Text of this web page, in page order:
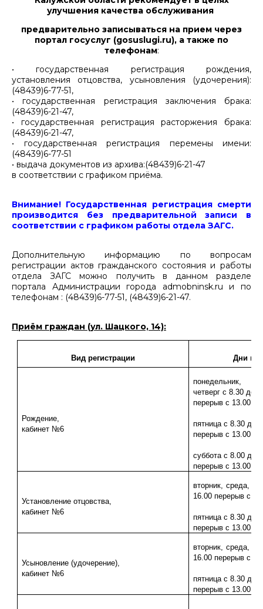
улучшения качества обслуживания
предварительно записываться на прием через
портал госуслуг (gosuslugi.ru), а также по
телефонам:
• государственная регистрация рождения,
установления отцовства, усыновления (удочерения):
(48439)6-77-51,
• государственная регистрация заключения брака:
(48439)6-21-47,
• государственная регистрация расторжения брака:
(48439)6-21-47,
• государственная регистрация перемены имени:
(48439)6-77-51
• выдача документов из архива:(48439)6-21-47
в соответствии с графиком приёма.
Внимание! Государственная регистрация смерти
производится без предварительной записи в
соответствии с графиком работы отдела ЗАГС.
Дополнительную информацию по вопросам
регистрации актов гражданского состояния и работы
отдела ЗАГС можно получить в данном разделе
портала Администрации города admobninsk.ru и по
телефонам : (48439)6-77-51, (48439)6-21-47.
Приём граждан (ул. Шацкого, 14):
Вид регистрации Дни
Рождение,
кабинет №6
понедельник,
четверг с 8.30 до
перерыв с 13.00
пятница с 8.30 до
перерыв с 13.00
суббота с 8.00 до
перерыв с 13.00
Установление отцовства,
кабинет №6
вторник, среда,
16.00 перерыв с
пятница с 8.30 до
перерыв с 13.00
Усыновление (удочерение),
кабинет №6
вторник, среда,
16.00 перерыв с
пятница с 8.30 до
перерыв с 13.00